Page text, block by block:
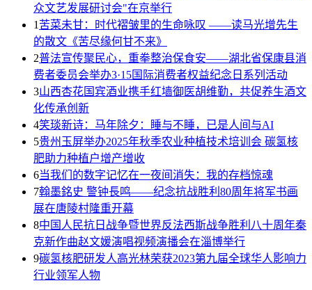
众文艺发展研讨会"在京举行
1 苦菜未甘：时代褶皱里的生命咏叹 ——读马光增先生
的散文《苦尽缘何甘不来》
2普法宣传聚民心，重拳整治保食安——湖北省保康县消
费者委员会举办3·15国际消费者权益纪念日系列活动
3山西杏花国宾酒业携手红墙御医胡维勤，共促养生酒文
化传承创新
4笑琰新诗：马年除夕：睡与不睡，已是人间与AI
5贵州玉屏举办2025年秋季农业种植技术培训会 碳氢核
肥助力种植户增产增收
6当我们的数字记忆在一夜间消失：我的存档惊魂
7翰墨銘史 警钟長鸣——纪念抗战胜利80周年将军书画
展在唐陵村隆重开幕
8中国人民抗日战争暨世界反法西斯战争胜利八十周年秦
克新作曲赵文媛演唱视频演播会在淄博举行
9碳氢核肥研发人高光林荣获2023第九届全球华人影响力
行业领军人物